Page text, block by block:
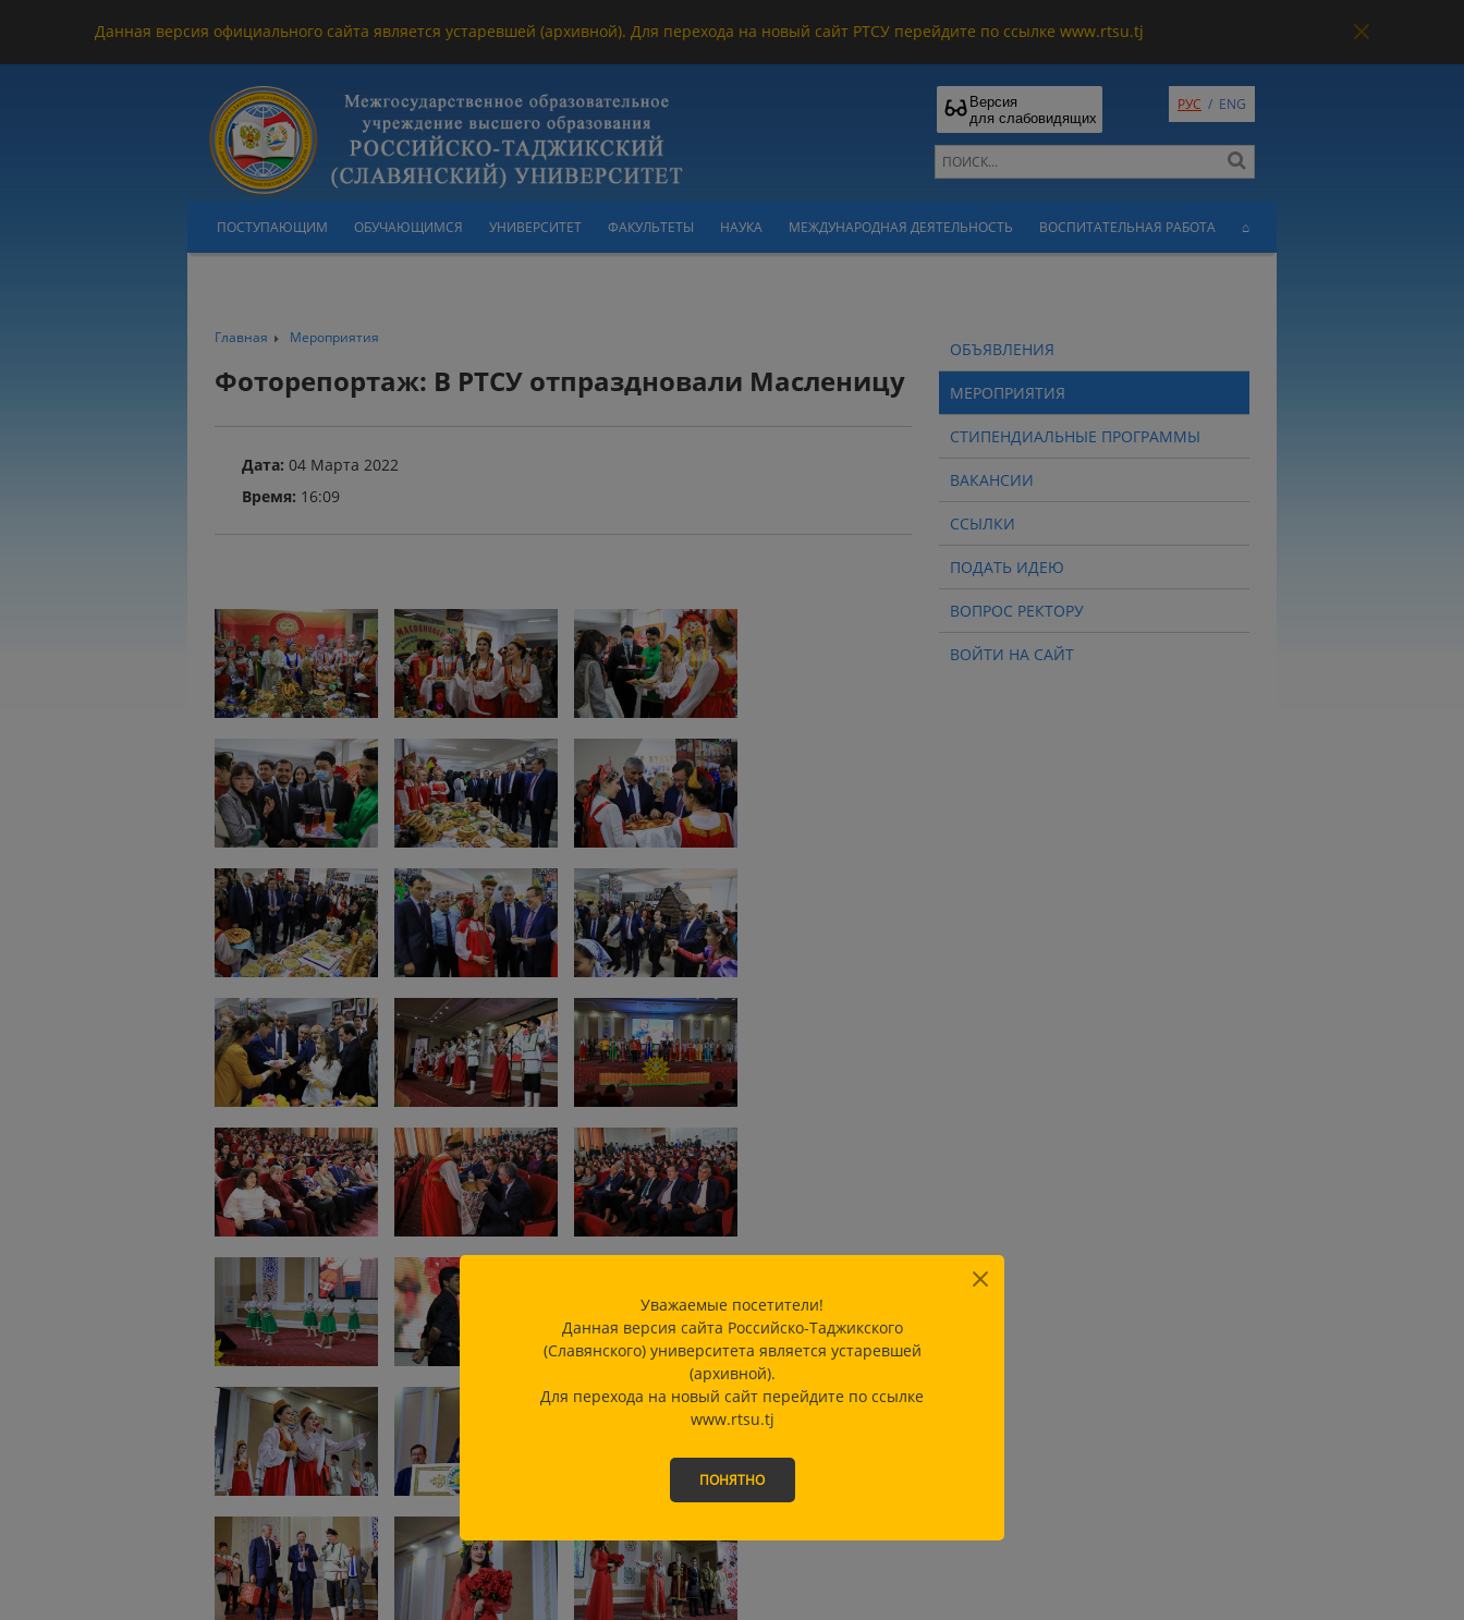
Данная версия официального сайта является устаревшей (архивной). Для перехода на новый сайт РТСУ перейдите по ссылке www.rtsu.tj
Версия
для слабовидящих
РУС / ENG
ПОСТУПАЮЩИМ ОБУЧАЮЩИМСЯ УНИВЕРСИТЕТ ФАКУЛЬТЕТЫ НАУКА МЕЖДУНАРОДНАЯ ДЕЯТЕЛЬНОСТЬ ВОСПИТАТЕЛЬНАЯ РАБОТА ⌂
Главная Мероприятия
Фоторепортаж: В РТСУ отпраздновали Масленицу
Дата: 04 Марта 2022
Время: 16:09
ОБЪЯВЛЕНИЯ
МЕРОПРИЯТИЯ
СТИПЕНДИАЛЬНЫЕ ПРОГРАММЫ
ВАКАНСИИ
ССЫЛКИ
ПОДАТЬ ИДЕЮ
ВОПРОС РЕКТОРУ
ВОЙТИ НА САЙТ
Уважаемые посетители!
Данная версия сайта Российско-Таджикского
(Славянского) университета является устаревшей
(архивной).
Для перехода на новый сайт перейдите по ссылке
www.rtsu.tj
ПОНЯТНО